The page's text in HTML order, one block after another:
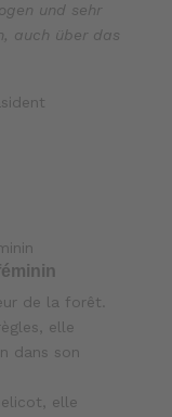
und sehr
auch über das
de la forêt.
elle
dans son
elle